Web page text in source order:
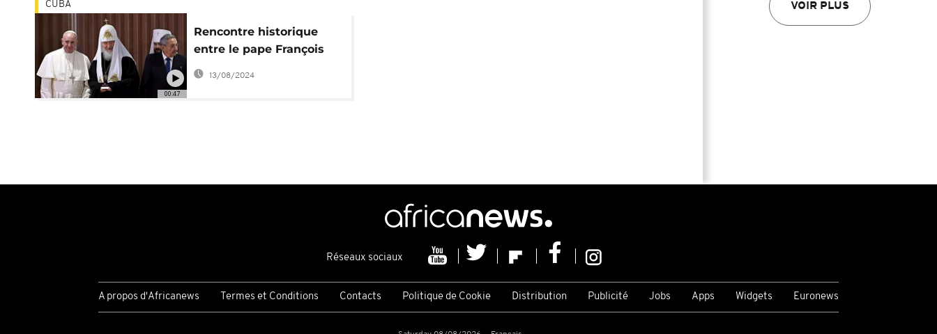
VOIR PLUS
00:47
CUBA
Rencontre historique
entre le pape François
et le patriarche Kirill de
l'église orthodoxe russe
13/08/2024
Réseaux sociaux
A propos d'Africanews Termes et Conditions Contacts Politique de Cookie Distribution Publicité Jobs Apps Widgets Euronews